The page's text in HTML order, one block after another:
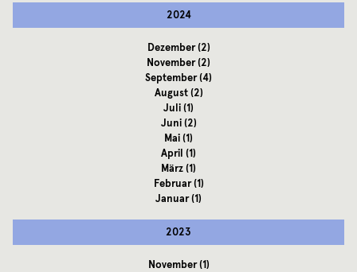
2024
Dezember(2)
November(2)
September(4)
August(2)
Juli(1)
Juni(2)
Mai(1)
April (1)
März(1)
Februar(1)
Januar(1)
2023
November(1)